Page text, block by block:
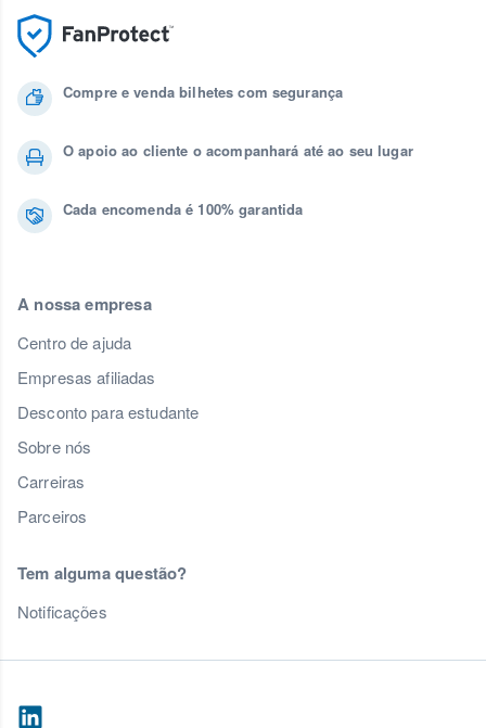
Compre e venda bilhetes com segurança
O apoio ao cliente o acompanhará até ao seu lugar
Cada encomenda é 100% garantida
A nossa empresa
Centro de ajuda
Empresas afiliadas
Desconto para estudante
Sobre nós
Carreiras
Parceiros
Tem alguma questão?
Notificações